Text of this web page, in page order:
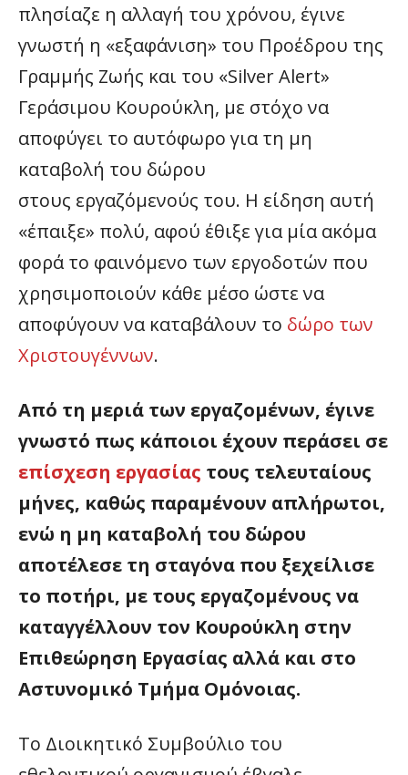
πλησίαζε η αλλαγή του χρόνου, έγινε
γνωστή η «εξαφάνιση» του Προέδρου της
Γραμμής Ζωής και του «Silver Alert»
Γεράσιμου Κουρούκλη, με στόχο να
αποφύγει το αυτόφωρο για τη μη
καταβολή του δώρου
στους εργαζόμενούς του. Η είδηση αυτή
«έπαιξε» πολύ, αφού έθιξε για μία ακόμα
φορά το φαινόμενο των εργοδοτών που
χρησιμοποιούν κάθε μέσο ώστε να
αποφύγουν να καταβάλουν το δώρο των
Χριστουγέννων.
Από τη μεριά των εργαζομένων, έγινε
γνωστό πως κάποιοι έχουν περάσει σε
επίσχεση εργασίας τους τελευταίους
μήνες, καθώς παραμένουν απλήρωτοι,
ενώ η μη καταβολή του δώρου
αποτέλεσε τη σταγόνα που ξεχείλισε
το ποτήρι, με τους εργαζομένους να
καταγγέλλουν τον Κουρούκλη στην
Επιθεώρηση Εργασίας αλλά και στο
Αστυνομικό Τμήμα Ομόνοιας.
Το Διοικητικό Συμβούλιο του